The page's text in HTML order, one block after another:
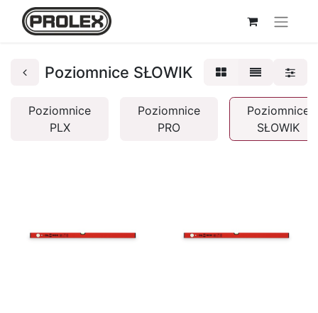
Poziomnice SŁOWIK
Poziomnice
PLX
Poziomnice
PRO
Poziomnice
SŁOWIK